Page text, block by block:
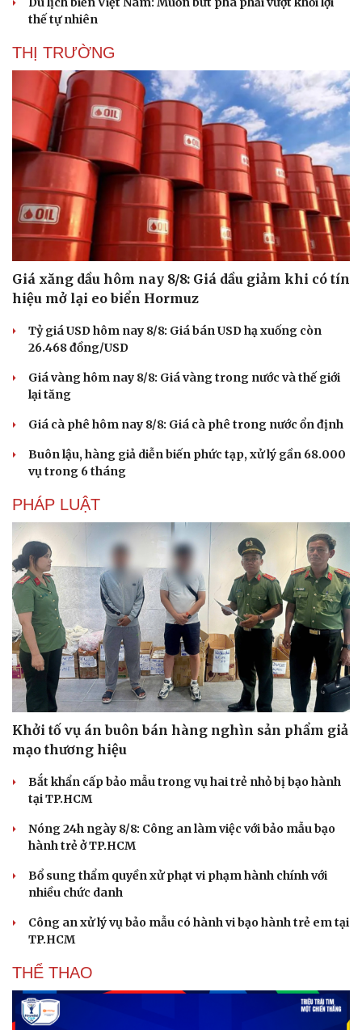
Du lịch
Tư vấn
Săn Tour
check-in
Podcast
Câu chuyện thời sự
Đọc truyện đêm khuya
Cửa sổ tình yêu
Kể chuyện cho bé
Hạt giống tâm hồn
thế tự nhiên
THỊ TRƯỜNG
Giá xăng dầu hôm nay 8/8: Giá dầu giảm khi có tín
hiệu mở lại eo biển Hormuz
Tỷ giá USD hôm nay 8/8: Giá bán USD hạ xuống còn
26.468 đồng/USD
Giá vàng hôm nay 8/8: Giá vàng trong nước và thế giới
lại tăng
Giá cà phê hôm nay 8/8: Giá cà phê trong nước ổn định
Buôn lậu, hàng giả diễn biến phức tạp, xử lý gần 68.000
vụ trong 6 tháng
PHÁP LUẬT
Khởi tố vụ án buôn bán hàng nghìn sản phẩm giả
mạo thương hiệu
Bắt khẩn cấp bảo mẫu trong vụ hai trẻ nhỏ bị bạo hành
tại TP.HCM
Nóng 24h ngày 8/8: Công an làm việc với bảo mẫu bạo
hành trẻ ở TP.HCM
Bổ sung thẩm quyền xử phạt vi phạm hành chính với
nhiều chức danh
Công an xử lý vụ bảo mẫu có hành vi bạo hành trẻ em tại
TP.HCM
THỂ THAO